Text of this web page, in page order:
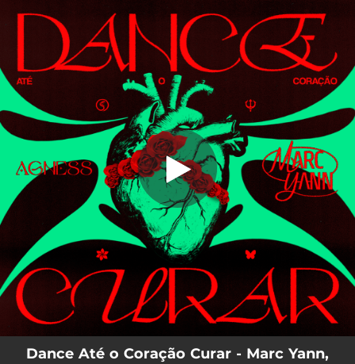
You're all set!
Dance Até o Coração Curar
Dance Até o Coração Curar
02:50
Dance Até o Coração Curar - Marc Yann,